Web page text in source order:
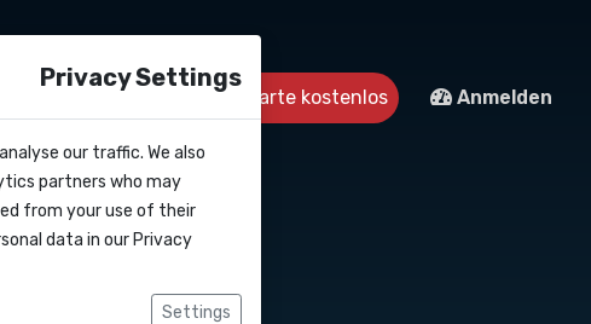
Kontakt Starte kostenlos Anmelden
Privacy Settings
our traffic. We also
partners who may
from your use of their
data in our Privacy
Settings